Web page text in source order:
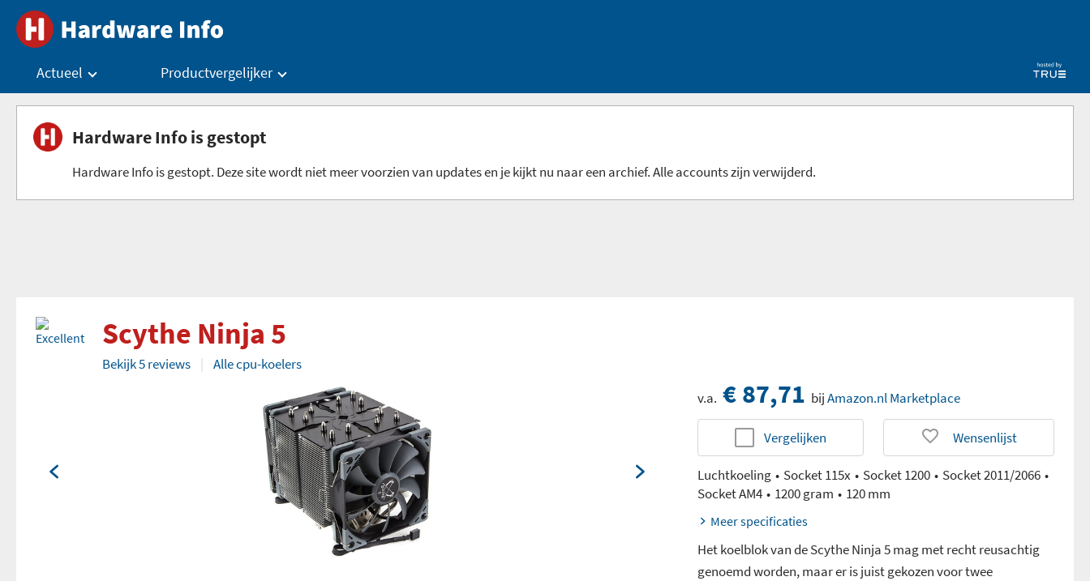
Actueel Productvergelijker
Hardware Info is gestopt
Hardware Info is gestopt. Deze site wordt niet meer voorzien van updates en je kijkt nu naar een archief. Alle accounts zijn verwijderd.
Scythe Ninja 5
Bekijk 5 reviews
Alle cpu-koelers
v.a. € 87,71 bijAmazon.nl Marketplace
Vergelijken Wensenlijst
Luchtkoeling Socket 115x Socket 1200
Socket 2011/2066
Socket AM4
1200 gram 120 mm
Meer specificaties
Het koelblok van de Scythe Ninja 5 mag met recht reusachtig
genoemd worden, maar er is juist gekozen voor twee